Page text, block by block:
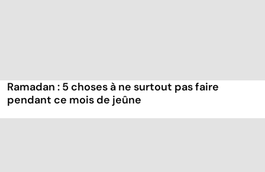
Ramadan : 5 choses à ne surtout pas faire
pendant ce mois de jeûne